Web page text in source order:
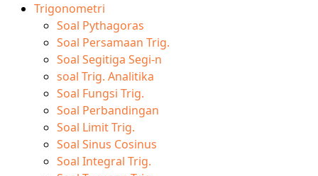
Trigonometri
Soal Pythagoras
Soal Persamaan Trig.
Soal Segitiga Segi-n
soal Trig. Analitika
Soal Fungsi Trig.
Soal Perbandingan
Soal Limit Trig.
Soal Sinus Cosinus
Soal Integral Trig.